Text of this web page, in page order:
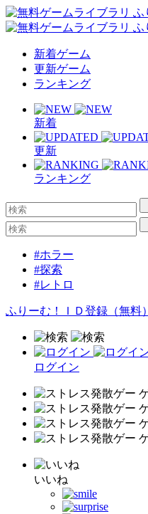
新着ゲーム
更新ゲーム
ランキング
新着
更新
ランキング
#ホラー
#探索
#レトロ
ふりーむ！ＩＤ登録（無料）
ログイン
いいね